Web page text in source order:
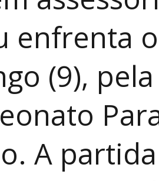
enfrenta
(9),
A